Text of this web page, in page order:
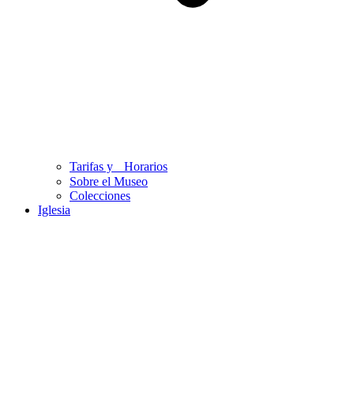
Tarifas y Horarios
Sobre el Museo
Colecciones
Iglesia